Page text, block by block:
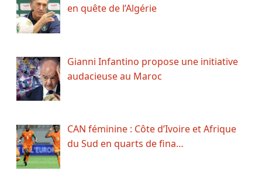
en quête de l’Algérie
Gianni Infantino propose une initiative
audacieuse au Maroc
CAN féminine : Côte d’Ivoire et Afrique
du Sud en quarts de fina…